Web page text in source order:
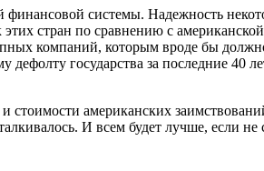
системы. Надежность
стран по сравнению с
компаний, которым вроде бы
государства за последние 40
американских
И всем будет лучше, если не